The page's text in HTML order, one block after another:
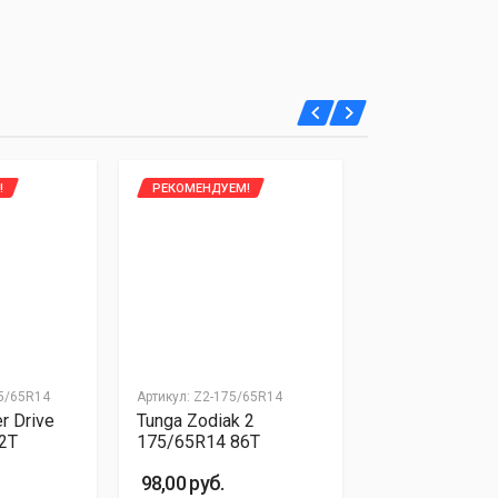
65R14
Drive
Артикул: Z2-175/65R14
РЕКОМЕНДУЕМ!
Tunga Zodiak 2
175/65R14 86T
98,00 руб.